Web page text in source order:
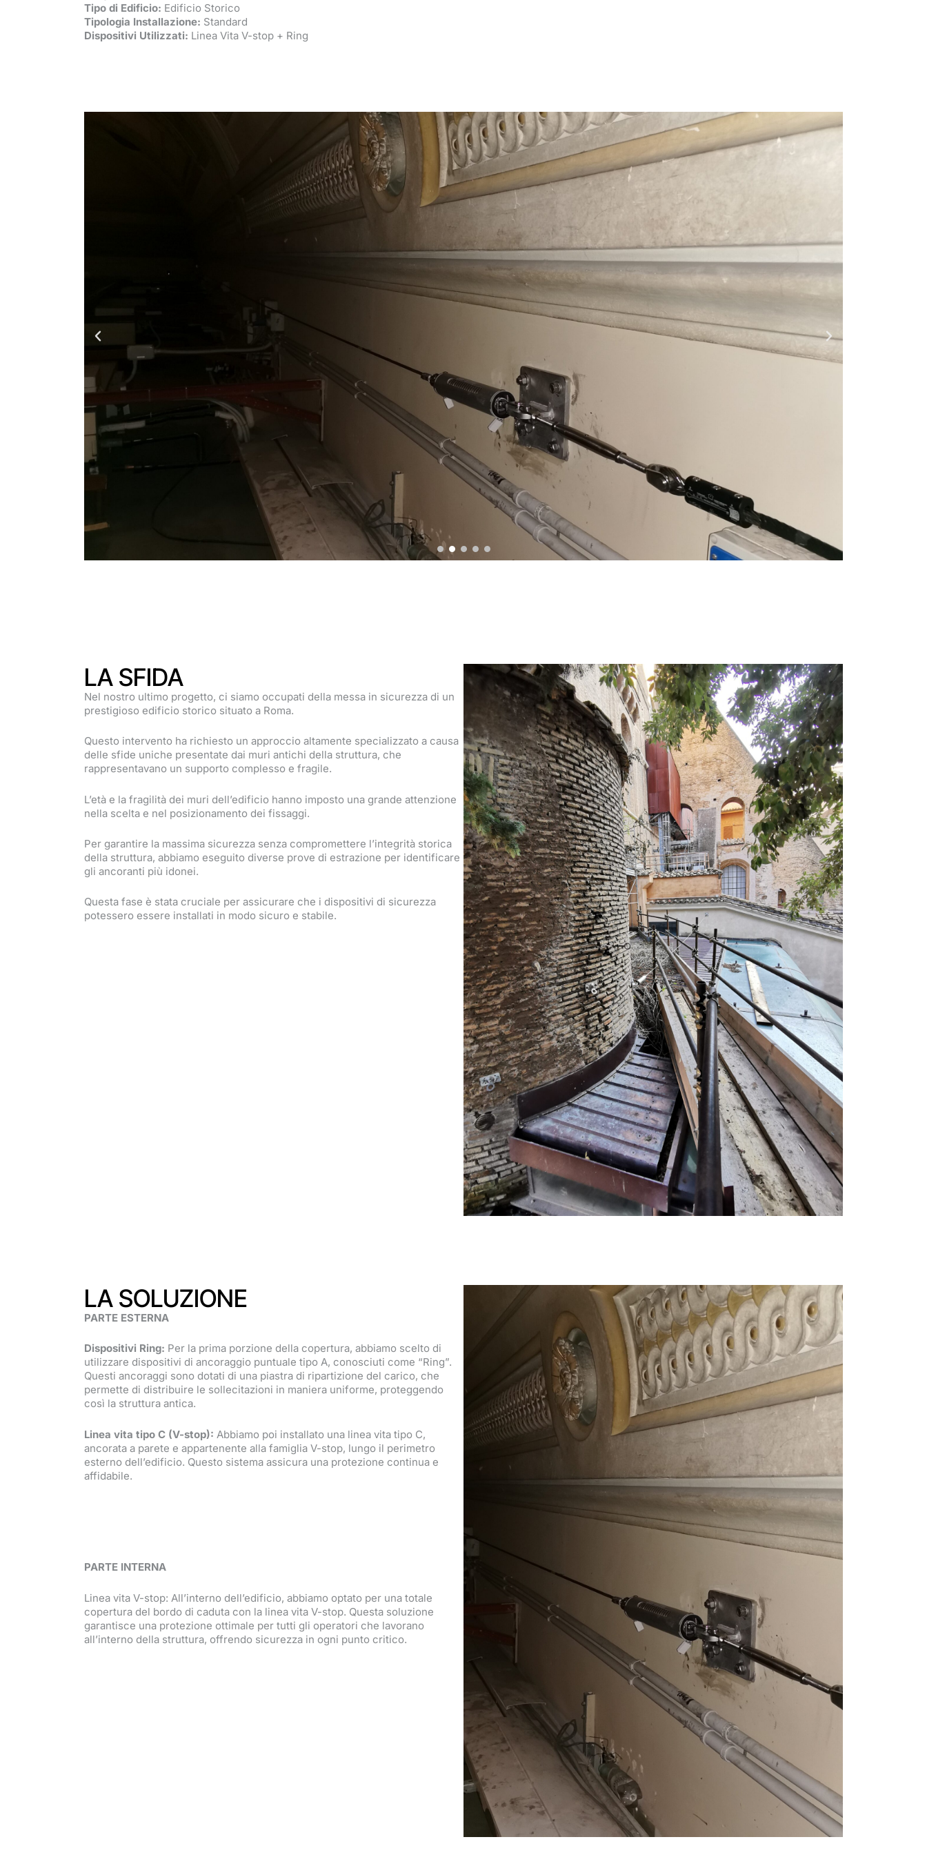
Tipo di Edificio: Edificio Storico
Tipologia Installazione: Standard
Dispositivi Utilizzati: Linea Vita V-stop + Ring
LA SFIDA
Nel nostro ultimo progetto, ci siamo occupati della messa in sicurezza di un
prestigioso edificio storico situato a Roma.
Questo intervento ha richiesto un approccio altamente specializzato a causa
delle sfide uniche presentate dai muri antichi della struttura, che
rappresentavano un supporto complesso e fragile.
L’età e la fragilità dei muri dell’edificio hanno imposto una grande attenzione
nella scelta e nel posizionamento dei fissaggi.
Per garantire la massima sicurezza senza compromettere l’integrità storica
della struttura, abbiamo eseguito diverse prove di estrazione per identificare
gli ancoranti più idonei.
Questa fase è stata cruciale per assicurare che i dispositivi di sicurezza
potessero essere installati in modo sicuro e stabile.
LA SOLUZIONE
PARTE ESTERNA
Dispositivi Ring: Per la prima porzione della copertura, abbiamo scelto di
utilizzare dispositivi di ancoraggio puntuale tipo A, conosciuti come “Ring”.
Questi ancoraggi sono dotati di una piastra di ripartizione del carico, che
permette di distribuire le sollecitazioni in maniera uniforme, proteggendo
così la struttura antica.
Linea vita tipo C (V-stop): Abbiamo poi installato una linea vita tipo C,
ancorata a parete e appartenente alla famiglia V-stop, lungo il perimetro
esterno dell’edificio. Questo sistema assicura una protezione continua e
affidabile.
PARTE INTERNA
Linea vita V-stop: All’interno dell’edificio, abbiamo optato per una totale
copertura del bordo di caduta con la linea vita V-stop. Questa soluzione
garantisce una protezione ottimale per tutti gli operatori che lavorano
all’interno della struttura, offrendo sicurezza in ogni punto critico.